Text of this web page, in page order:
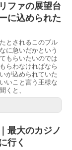
ファの展望台
に込められた
とされるこのブル
に急いだかという
もらいたいのでは
らわなければなら
が込められていた
いこと言う王様な
くと、
最大のカジノ
行く